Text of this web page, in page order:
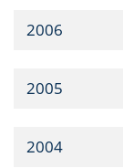
2006
2005
2004